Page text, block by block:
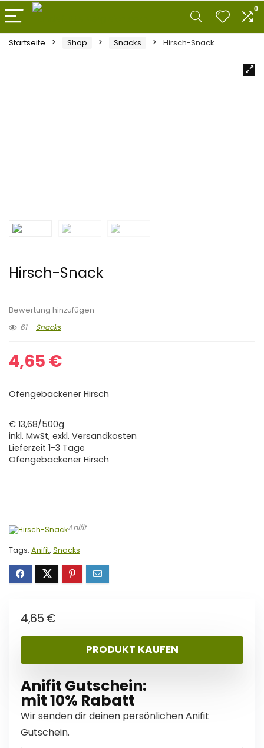
0
Startseite Shop Snacks Hirsch-Snack
Hirsch-Snack
Bewertung hinzufügen
61
Snacks
4,65 €
Ofengebackener Hirsch
€ 13,68/500g
inkl. MwSt, exkl. Versandkosten
Lieferzeit 1-3 Tage
Ofengebackener Hirsch
Anifit
Tags: Anifit, Snacks
4,65 €
PRODUKT KAUFEN
Anifit Gutschein:
mit 10% Rabatt
Wir senden dir deinen persönlichen Anifit
Gutschein.